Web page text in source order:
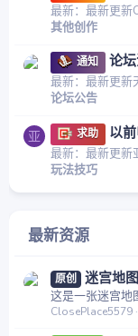
最新：最新更新
其他创作
通知 论
最新：最新更新
论坛公告
亚 求助 以
最新：最新更新
玩法技巧
最新资源
原创 迷宫地图
这是一张迷宫地
ClosePlace5579